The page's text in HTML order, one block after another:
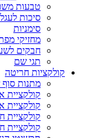
טבעות
סיכות
סימניות
מחזיקי
חבקים
תגי שם
קולקציות חריטה
מתנות סוף
קולקציית
קולקציית
קולקציית